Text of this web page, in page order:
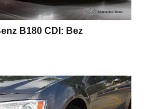
B180 CDI: Bez